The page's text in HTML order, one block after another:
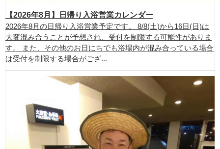
【2026年8月】日帰り入浴営業カレンダー
2026年8月の日帰り入浴営業予定です。 8/8(土)から16日(日)は
大変混み合うことが予想され、受付を制限する可能性がありま
す。 また、その他のお日にちでも浴場内が混み合っている場合
は受付を制限する場合がござ...